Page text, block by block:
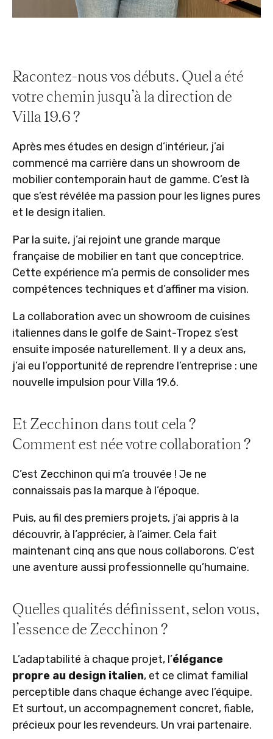
Racontez-nous vos débuts. Quel a été
votre chemin jusqu’à la direction de
Villa 19.6 ?
Après mes études en design d’intérieur, j’ai
commencé ma carrière dans un showroom de
mobilier contemporain haut de gamme. C’est là
que s’est révélée ma passion pour les lignes pures
et le design italien.
Par la suite, j’ai rejoint une grande marque
française de mobilier en tant que conceptrice.
Cette expérience m’a permis de consolider mes
compétences techniques et d’affiner ma vision.
La collaboration avec un showroom de cuisines
italiennes dans le golfe de Saint-Tropez s’est
ensuite imposée naturellement. Il y a deux ans,
j’ai eu l’opportunité de reprendre l’entreprise : une
nouvelle impulsion pour Villa 19.6.
Et Zecchinon dans tout cela ?
Comment est née votre collaboration ?
C’est Zecchinon qui m’a trouvée ! Je ne
connaissais pas la marque à l’époque.
Puis, au fil des premiers projets, j’ai appris à la
découvrir, à l’apprécier, à l’aimer. Cela fait
maintenant cinq ans que nous collaborons. C’est
une aventure aussi professionnelle qu’humaine.
Quelles qualités définissent, selon vous,
l’essence de Zecchinon ?
L’adaptabilité à chaque projet, l’élégance
propre au design italien, et ce climat familial
perceptible dans chaque échange avec l’équipe.
Et surtout, un accompagnement concret, fiable,
précieux pour les revendeurs. Un vrai partenaire.